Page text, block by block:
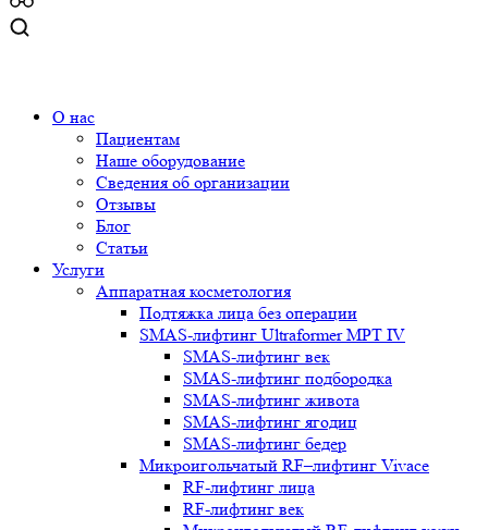
О нас
Пациентам
Наше оборудование
Сведения об организации
Отзывы
Блог
Статьи
Услуги
Аппаратная косметология
Подтяжка лица без операции
SMAS-лифтинг Ultraformer MPT IV
SMAS-лифтинг век
SMAS-лифтинг подбородка
SMAS-лифтинг живота
SMAS-лифтинг ягодиц
SMAS-лифтинг бедер
Микроигольчатый RF–лифтинг Vivace
RF-лифтинг лица
RF-лифтинг век